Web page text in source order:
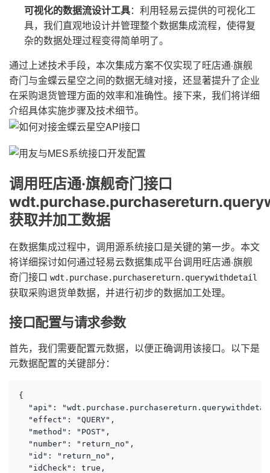
可视化的数据流设计工具：利用轻易云提供的可视化工
具，我们直观地设计并管理整个数据集成流程，使得复
杂的数据处理过程变得简单明了。
通过上述技术手段，本次集成方案不仅实现了旺店通·旗舰
奇门与金蝶云星空之间的数据无缝对接，还显著提升了企业
在采购退货管理方面的效率和准确性。接下来，我们将详细
介绍具体实施步骤及技术细节。
调用旺店通·旗舰奇门接口
获取并加工数据
在数据集成过程中，调用源系统接口是关键的第一步。本文
将详细探讨如何通过轻易云数据集成平台调用旺店通·旗舰
奇门接口 wdt.purchase.purchasereturn.querywithdetail
获取采购退货单数据，并进行初步的数据加工处理。
接口配置与请求参数
首先，我们需要配置元数据，以便正确调用该接口。以下是
元数据配置的关键部分：
{
"api":
  "effect": "QUERY",
  "method": "POST",
  "number": "return_no",
  "id": "return_no",
  "idCheck": true,